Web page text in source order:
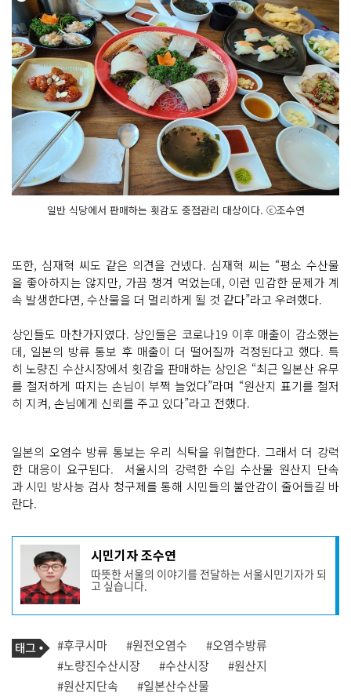
일반 식당에서 판매하는 횟감도 중점관리 대상이다. ⓒ조수연
또한, 심재혁 씨도 같은 의견을 건넸다. 심재혁 씨는 “평소 수산물
을 좋아하지는 않지만, 가끔 챙겨 먹었는데, 이런 민감한 문제가 계
속 발생한다면, 수산물을 더 멀리하게 될 것 같다”라고 우려했다.
상인들도 마찬가지였다. 상인들은 코로나19 이후 매출이 감소했는
데, 일본의 방류 통보 후 매출이 더 떨어질까 걱정된다고 했다. 특
히 노량진 수산시장에서 횟감을 판매하는 상인은 “최근 일본산 유무
를 철저하게 따지는 손님이 부쩍 늘었다”라며 “원산지 표기를 철저
히 지켜, 손님에게 신뢰를 주고 있다”라고 전했다.
일본의 오염수 방류 통보는 우리 식탁을 위협한다. 그래서 더 강력
한 대응이 요구된다. 서울시의 강력한 수입 수산물 원산지 단속
과 시민 방사능 검사 청구제를 통해 시민들의 불안감이 줄어들길 바
란다.
기
성
자
프
필
시민기자 조수연
따뜻한 서울의 이야기를 전달하는 서울시민기자가 되
고 싶습니다.
기
사
관
련
태
태
그
#후쿠시마 #원전오염수
#오염수방류
#노량진수산시장
#수산시장
#원산지
#원산지단속
#일본산수산물